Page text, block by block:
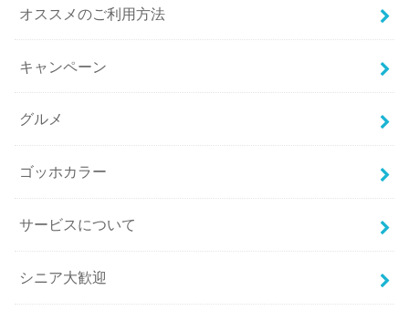
オススメのご利用方法
キャンペーン
グルメ
ゴッホカラー
サービスについて
シニア大歓迎